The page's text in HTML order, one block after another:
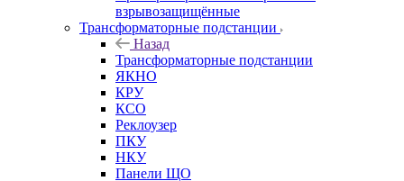
взрывозащищённые
Трансформаторные подстанции
Назад
Трансформаторные подстанции
ЯКНО
КРУ
КСО
Реклоузер
ПКУ
НКУ
Панели ЩО